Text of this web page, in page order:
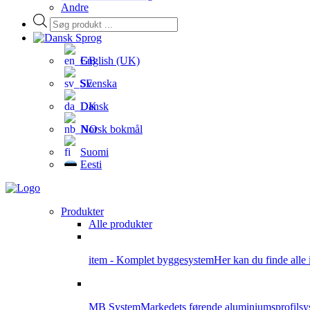
Andre
Products
search
Sprog
English (UK)
Svenska
Dansk
Norsk bokmål
Suomi
Eesti
Produkter
Alle produkter
item - Komplet byggesystemHer kan du finde alle
MB SystemMarkedets førende